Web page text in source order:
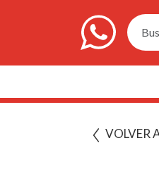
VOLVER